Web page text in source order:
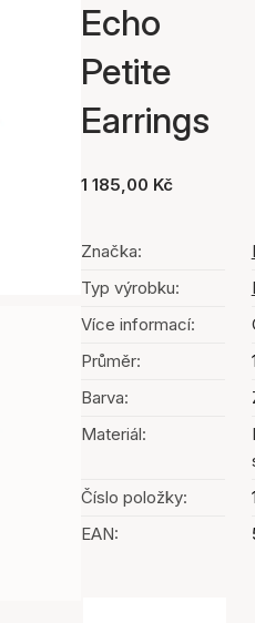
Echo
Petite
Earrings
1 185,00 Kč
Značka:
Typ výrobku:
Více informací:
Průměr:
Barva:
Materiál:
Číslo položky:
EAN: